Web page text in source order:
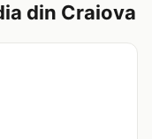
din Craiova